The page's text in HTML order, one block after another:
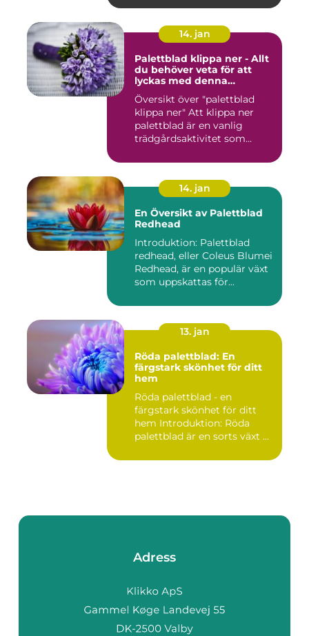
14. jan
Palettblad klippa ner - Allt
du behöver veta för att
lyckas med denna
populära trädgårdsaktivitet
Översikt över "palettblad
klippa ner" Att klippa ner
palettblad är en vanlig
trädgårdsaktivitet som...
14. jan
En Översikt av Palettblad
Redhead
Introduktion: Palettblad
redhead, eller Coleus Blumei
Redhead, är en populär växt
som uppskattas för...
13. jan
Röda palettblad: En
färgstark skönhet för ditt
hem
Röda palettblad - en
färgstark skönhet för ditt
hem Introduktion: Röda
palettblad är en sorts växt ...
Adress